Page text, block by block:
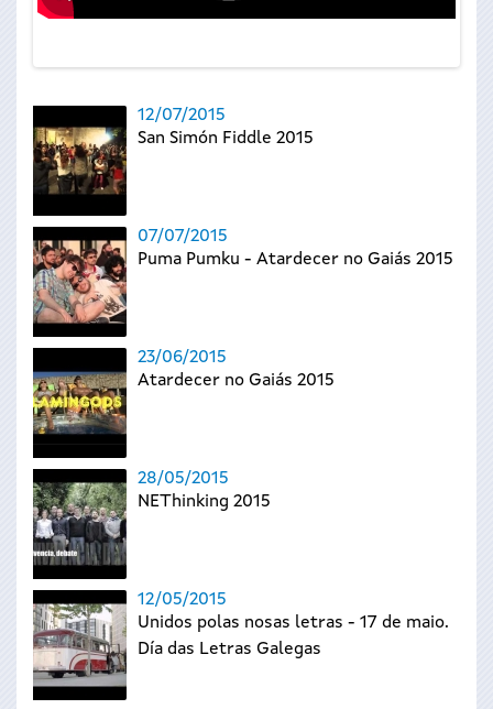
12/07/2015
San Simón Fiddle 2015
07/07/2015
Puma Pumku - Atardecer no Gaiás 2015
23/06/2015
Atardecer no Gaiás 2015
28/05/2015
NEThinking 2015
12/05/2015
Unidos polas nosas letras - 17 de maio.
Día das Letras Galegas